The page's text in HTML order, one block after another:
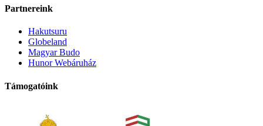
Partnereink
Hakutsuru
Globeland
Magyar Budo
Hunor Webáruház
Támogatóink